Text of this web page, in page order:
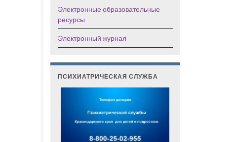
Электронные образовательные
ресурсы
Электронный журнал
ПСИХИАТРИЧЕСКАЯ СЛУЖБА